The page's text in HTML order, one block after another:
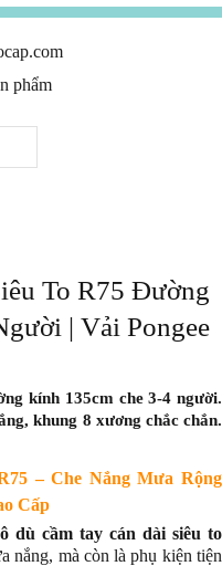
phẩm
To R75 Đường
| Vải Pongee
kính 135cm che 3-4 người.
khung 8 xương chắc chắn.
– Che Nắng Mưa Rộng
Cấp
ô dù cầm tay cán dài siêu to
nắng, mà còn là phụ kiện tiện